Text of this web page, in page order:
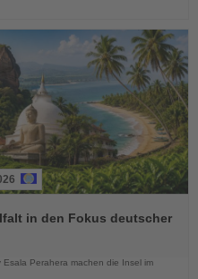
in den Fokus deutscher
Perahera machen die Insel im